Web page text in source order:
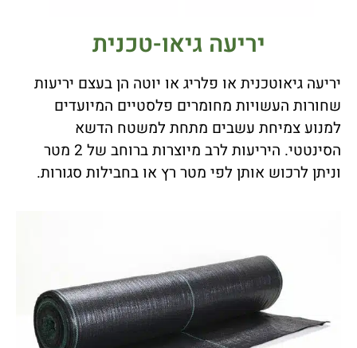
יריעה גיאו-טכנית
יריעה גיאוטכנית או פלריג או יוטה הן בעצם יריעות
שחורות העשויות מחומרים פלסטיים המיועדים
למנוע צמיחת עשבים מתחת למשטח הדשא
הסינטטי. היריעות לרב מיוצרות ברוחב של 2 מטר
וניתן לרכוש אותן לפי מטר רץ או בחבילות סגורות.